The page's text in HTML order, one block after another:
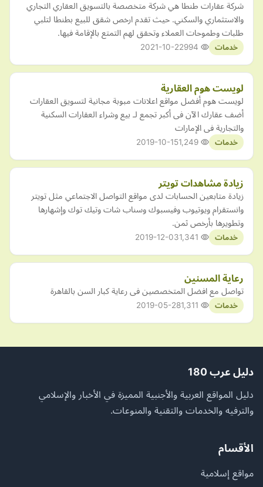
شركة عقارات طنطا هي شركة متخصصة بالتسويق العقاري التجاري
والاستثماري والسكني. حيث تقدم ارخص شقق للبيع بطنطا لتلبي
طلبات وطموحات العملاء وتحقق لهم التمتع بالإقامة فيها.
خدمات 2021-10-22
لويست هوم العقارية
لويست هوم أفضل مواقع اعلانات مبوبة مجانية لتسويق العقارات
أضف عقارك الآن فى أكبر تجمع لـ بيع وشراء العقارات السكنية
والتجارية فى الإمارات
خدمات 2019-10-15
زيادة مشاهدات تويتر
زيادة متابعين الحسابات لدى مواقع التواصل الاجتماعي مثل تويتر
وانستقرام ويوتيوب وفيسبوك وسناب شات وتيك توك وإشهارها
وتطويرها بأرخص ثمن.
خدمات 2019-12-03
رعاية المسنين
تواصل مع افضل المتخصصين فى رعاية كبار السن بالقاهرة
خدمات 2019-05-28
دليل عرب 180
دليل المواقع العربية والأجنبية المميزة في الأخبار والإسلامي
والترفيه والخدمات والتقنية والمنوعات.
الأقسام
مواقع إسلامية